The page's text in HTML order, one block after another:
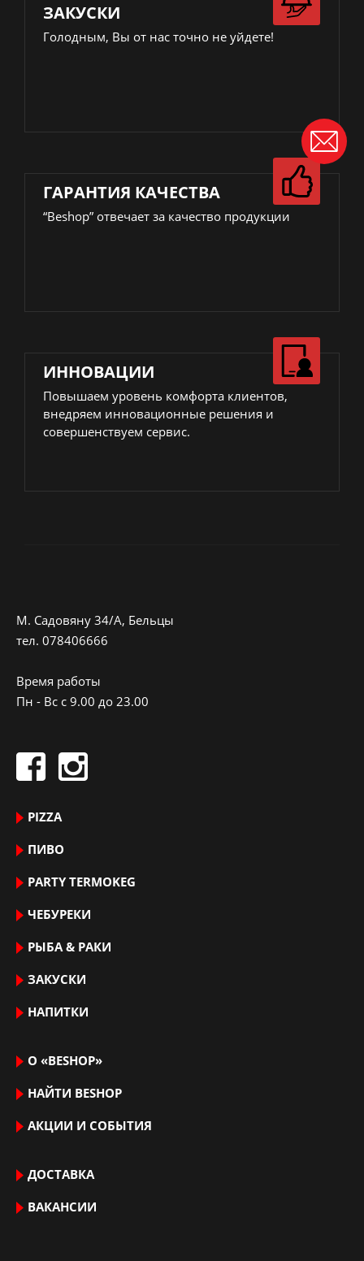
ЗАКУСКИ
Голодным, Вы от нас точно не уйдете!
ГАРАНТИЯ КАЧЕСТВА
“Beshop” отвечает за качество продукции
ИННОВАЦИИ
Повышаем уровень комфорта клиентов,
внедряем инновационные решения и
совершенствуем сервис.
M. Садовяну 34/A, Бельцы
тeл. 078406666
Время работы
Пн - Вс с 9.00 до 23.00
PIZZA
ПИВО
PARTY TERMOKEG
ЧЕБУРЕКИ
РЫБА & РАКИ
ЗАКУСКИ
НАПИТКИ
О «BESHOP»
НАЙТИ ВЕSHOP
АКЦИИ И СОБЫТИЯ
ДОСТАВКА
ВАКАНСИИ